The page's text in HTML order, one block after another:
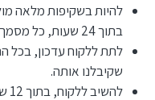
להיות בשקיפות מלאה
בתוך 24 שעות, כל מסמך שקיבלנו מהצד השני.
שקיבלנו אותה.
להשיב ללקוח, בתוך 12 שעות מהמועד שפנה אלינו.